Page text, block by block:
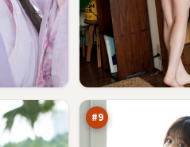
#9
深
空
示
录
万